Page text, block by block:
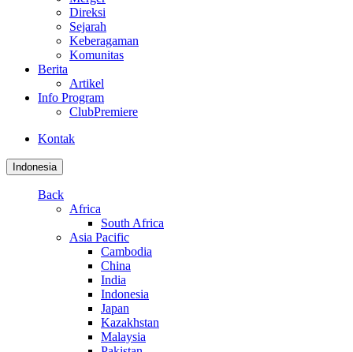
Direksi
Sejarah
Keberagaman
Komunitas
Berita
Artikel
Info Program
ClubPremiere
Kontak
Indonesia
Back
Africa
South Africa
Asia Pacific
Cambodia
China
India
Indonesia
Japan
Kazakhstan
Malaysia